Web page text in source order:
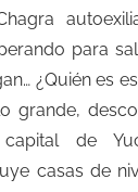
para
¿Quién es
grande,
de
casas de